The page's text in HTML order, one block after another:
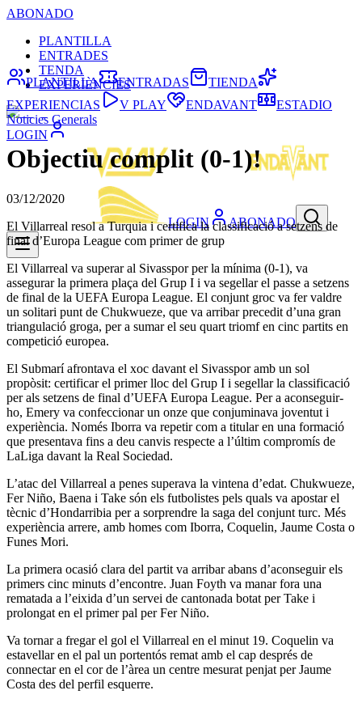
ABONADO
PLANTILLA
ENTRADES
TENDA
EXPERIÈNCIES
LOGIN
LOGIN ABONADO
PLANTILLA ENTRADAS
TIENDA
EXPERIENCIAS
V PLAY ENDAVANT
ESTADIO
Noticies Generals
Objectiu complit (0-1)!
03/12/2020
El Villarreal resol a Turquia i certifica la classificació a setzens de
final d’Europa League com primer de grup
El Villarreal va superar al Sivasspor per la mínima (0-1), va
assegurar la primera plaça del Grup I i va segellar el passe a setzens
de final de la UEFA Europa League. El conjunt groc va fer valdre
un solitari punt de Chukwueze, que va arribar precedit d’una gran
triangulació groga, per a sumar el seu quart triomf en cinc partits en
competició europea.
El Submarí afrontava el xoc davant el Sivasspor amb un sol
propòsit: certificar el primer lloc del Grup I i segellar la classificació
per als setzens de final d’UEFA Europa League. Per a aconseguir-
ho, Emery va confeccionar un onze que conjuminava joventut i
experiència. Només Iborra va repetir com a titular en una formació
que presentava fins a deu canvis respecte a l’últim compromís de
LaLiga davant la Real Sociedad.
L’atac del Villarreal a penes superava la vintena d’edat. Chukwueze,
Fer Niño, Baena i Take són els futbolistes pels quals va apostar el
tècnic d’Hondarribia per a sorprendre la saga del conjunt turc. Més
experiència arrere, amb homes com Iborra, Coquelin, Jaume Costa o
Funes Mori.
La primera ocasió clara del partit va arribar abans d’aconseguir els
primers cinc minuts d’encontre. Juan Foyth va manar fora una
rematada a l’eixida d’un servei de cantonada botat per Take i
prolongat en el primer pal per Fer Niño.
Va tornar a fregar el gol el Villarreal en el minut 19. Coquelin va
estavellar en el pal un portentós remat amb el cap després de
connectar en el cor de l’àrea un centre mesurat penjat per Jaume
Costa des del perfil esquerre.